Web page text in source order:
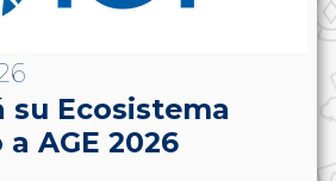
su Ecosistema
AGE 2026